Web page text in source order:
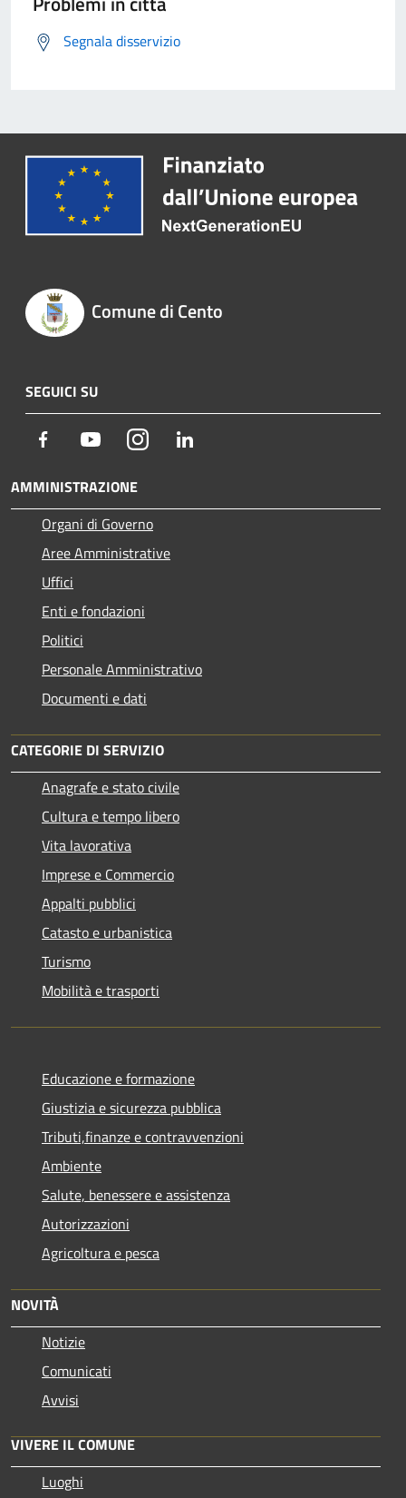
Segnala disservizio
Comune di Cento
SEGUICI SU
Facebook YoutubeInstagram
AMMINISTRAZIONE
Organi di Governo
Aree Amministrative
Uffici
Enti e fondazioni
Politici
Personale Amministrativo
Documenti e dati
CATEGORIE DI SERVIZIO
Anagrafe e stato civile
Cultura e tempo libero
Vita lavorativa
Imprese e Commercio
Appalti pubblici
Catasto e urbanistica
Turismo
Mobilità e trasporti
Educazione e formazione
Giustizia e sicurezza pubblica
Tributi,finanze e contravvenzioni
Ambiente
Salute, benessere e assistenza
Autorizzazioni
Agricoltura e pesca
NOVITÀ
Notizie
Comunicati
Avvisi
VIVERE IL COMUNE
Luoghi